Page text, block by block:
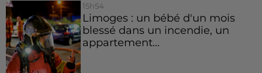
15h54
Limoges : un bébé d'un mois
blessé dans un incendie, un
appartement...